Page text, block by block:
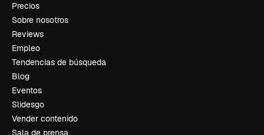
Precios
Sobre nosotros
Reviews
Empleo
Tendencias de búsqueda
Blog
Eventos
Slidesgo
Vender contenido
Sala de prensa